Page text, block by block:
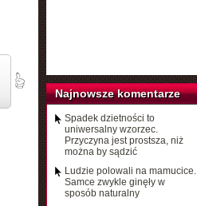
Najnowsze komentarze
Spadek dzietności to
uniwersalny wzorzec.
Przyczyna jest prostsza, niż
można by sądzić
Ludzie polowali na mamucice.
Samce zwykle ginęły w
sposób naturalny